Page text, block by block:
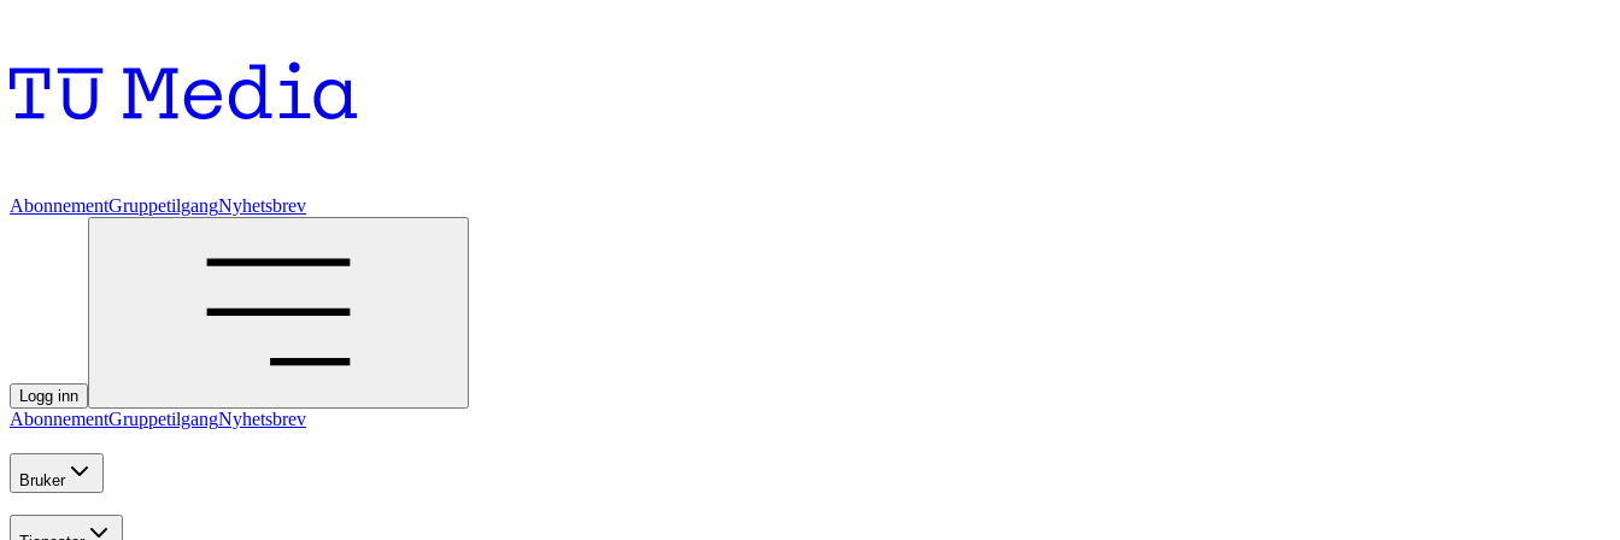
AbonnementGruppetilgangNyhetsbrev
Logg inn
AbonnementGruppetilgangNyhetsbrev
Bruker